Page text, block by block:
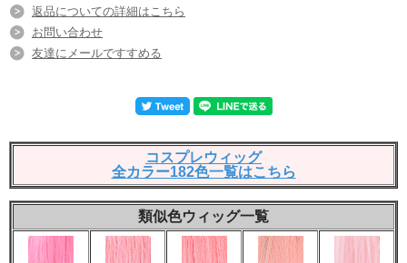
返品についての詳細はこちら
お問い合わせ
友達にメールですすめる
コスプレウィッグ
全カラー182色一覧はこちら
類似色ウィッグ一覧